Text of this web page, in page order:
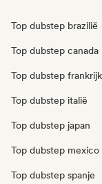
Top dubstep brazilië
Top dubstep canada
Top dubstep frankrijk
Top dubstep italië
Top dubstep japan
Top dubstep mexico
Top dubstep spanje